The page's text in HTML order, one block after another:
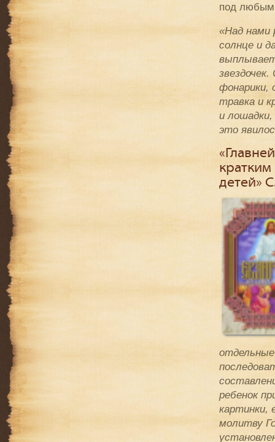
под любым
«Над нами
солнце и
фонарики,
травка и
и лошадки,
это
детей»
ребенок
картинки,
молитву